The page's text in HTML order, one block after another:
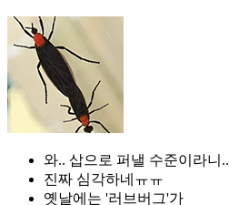
와.. 삽으로 퍼낼 수준이라니..
진짜 심각하네ㅠㅠ
옛날에는 '러브버그'가